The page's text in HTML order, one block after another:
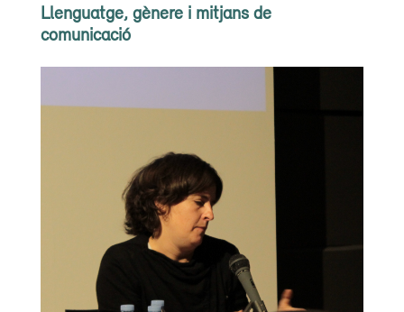
Llenguatge, gènere i mitjans de
comunicació